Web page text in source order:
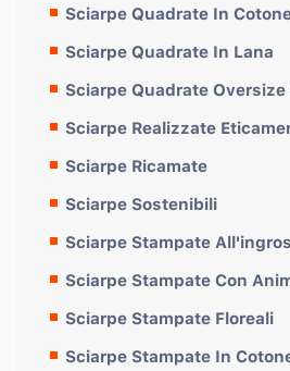
Sciarpe Quadrate In
Sciarpe Quadrate In Lana
Sciarpe Quadrate
Sciarpe Realizzate
Sciarpe Ricamate
Sciarpe Sostenibili
Sciarpe Stampate
Sciarpe Stampate Con
Sciarpe Stampate Floreali
Sciarpe Stampate In